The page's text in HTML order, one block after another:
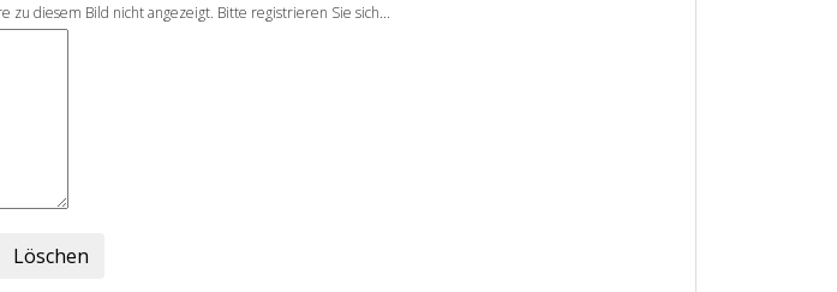
diesem Bild nicht angezeigt. Bitte registrieren Sie sich...